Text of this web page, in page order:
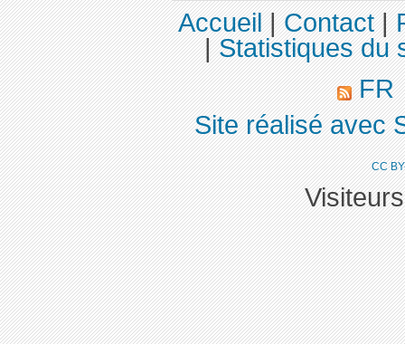
Accueil|Contact|
|Statistiques du
FR
Site réalisé avec
CC